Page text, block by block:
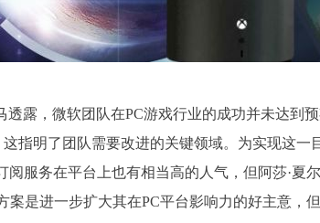
透露，微软团队在PC游戏行业的成功并未达到
指明了团队需要改进的关键领域。为实现这一
阅服务在平台上也有相当高的人气，但阿莎·
案是进一步扩大其在PC平台影响力的好主意，